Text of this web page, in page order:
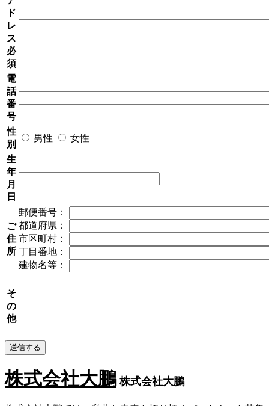
ド
レ
ス
必
須
電
話
番
号
性
別
男性 女性
生
年
月
日
ご
住
所
郵便番号：
都道府県：
市区町村：
丁目番地：
建物名等：
そ
の
他
株式会社大鵬 株式会社大鵬